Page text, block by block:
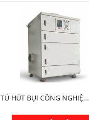
TỦ HÚT BỤI CÔNG NGHIỆ...